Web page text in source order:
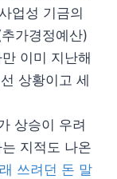
업성 기금의
가경정예산)
이미 지난해
상황이고 세
상승이 우려
지적도 나온
쓰려던 돈 말